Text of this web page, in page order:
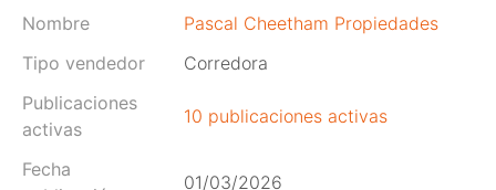
Nombre
Pascal Cheetham Propiedades
Tipo vendedor
Corredora
Publicaciones
activas
10 publicaciones activas
Fecha
01/03/2026